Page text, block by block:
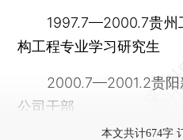
1997.7—2000.7贵州
构工程专业学习研究生
2000.7—2001.2贵阳
公司干部
本文共计674字